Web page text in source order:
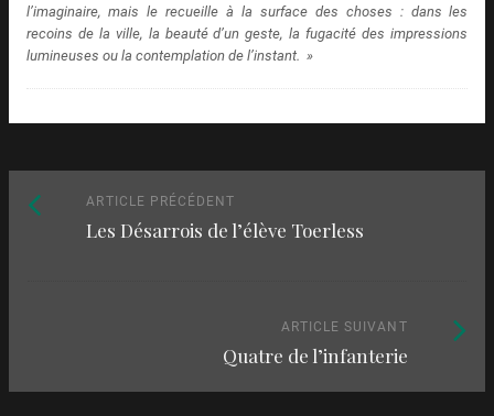
l’imaginaire, mais le recueille à la surface des choses : dans les
recoins de la ville, la beauté d’un geste, la fugacité des impressions
lumineuses ou la contemplation de l’instant. »
Naviguez
parmi
ARTICLE PRÉCÉDENT
précédent
Les Désarrois de l’élève Toerless
ARTICLE SUIVANT
Quatre de l’infanterie
Article